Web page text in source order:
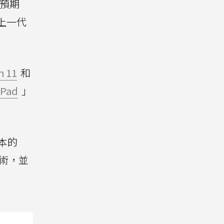
期
一代
11 和
」
的
，並